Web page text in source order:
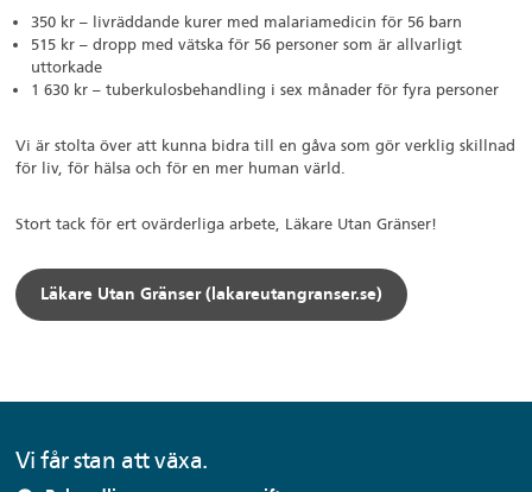
350 kr – livräddande kurer med malariamedicin för 56 barn
515 kr – dropp med vätska för 56 personer som är allvarligt
uttorkade
1 630 kr – tuberkulosbehandling i sex månader för fyra personer
Vi är stolta över att kunna bidra till en gåva som gör verklig skillnad
för liv, för hälsa och för en mer human värld.
Stort tack för ert ovärderliga arbete, Läkare Utan Gränser!
Läkare Utan Gränser (lakareutangranser.se)
Vi får stan att växa.